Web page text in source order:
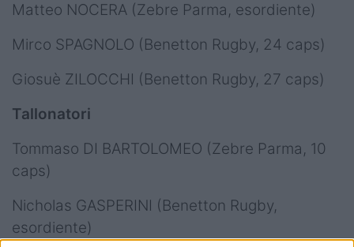
Matteo NOCERA (Zebre Parma, esordiente)
Mirco SPAGNOLO (Benetton Rugby, 24 caps)
Giosuè ZILOCCHI (Benetton Rugby, 27 caps)
Tallonatori
Tommaso DI BARTOLOMEO (Zebre Parma, 10
caps)
Nicholas GASPERINI (Benetton Rugby,
esordiente)